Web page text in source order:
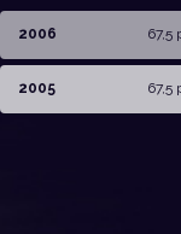
2006 67,5
2005 67,5